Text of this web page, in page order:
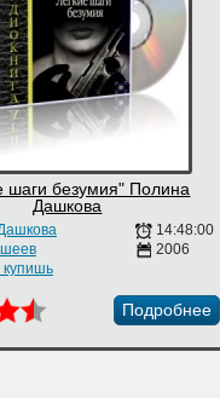
шаги безумия" Полина
Дашкова
купишь
14:48:00
2006
Подробнее